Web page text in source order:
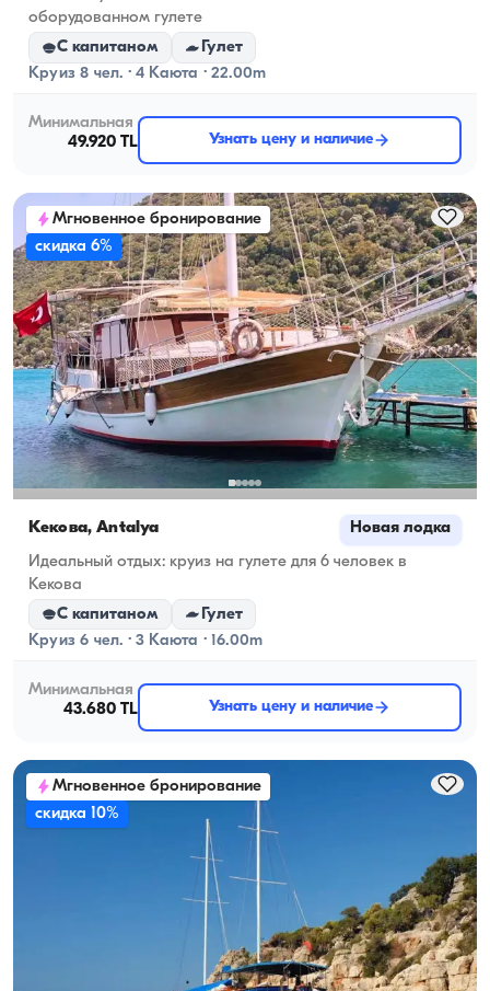
оборудованном гулете
С капитаном
Гулет
Круиз 8 чел. · 4 Каюта · 22.00m
Минимальная
49.920 TL
Узнать цену и наличие
Мгновенное бронирование
скидка 6%
Кекова, Antalya Новая лодка
Идеальный отдых: круиз на гулете для 6 человек в
Кекова
С капитаном
Гулет
Круиз 6 чел. · 3 Каюта · 16.00m
Минимальная
43.680 TL
Узнать цену и наличие
Мгновенное бронирование
скидка 10%